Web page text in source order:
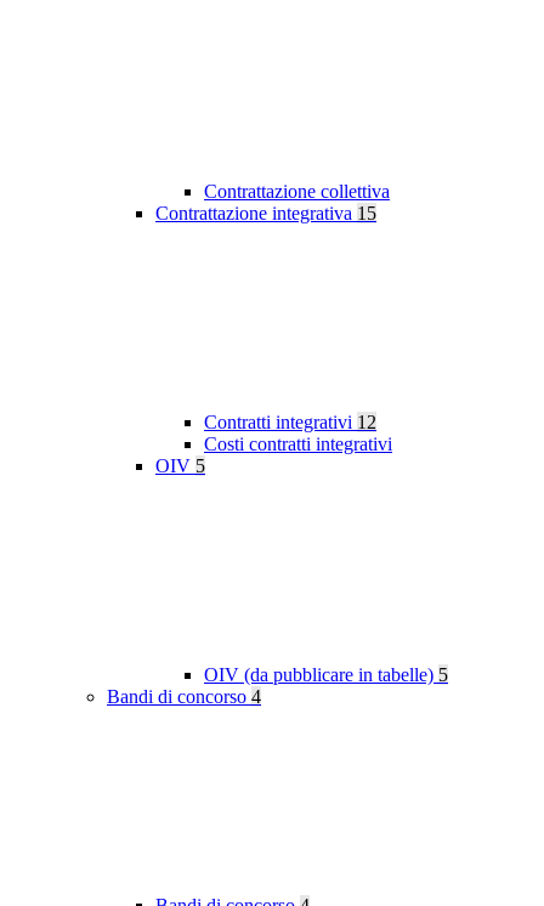
Contrattazione collettiva
Contrattazione integrativa 15
Contratti integrativi 12
Costi contratti integrativi
OIV 5
OIV (da pubblicare in tabelle) 5
Bandi di concorso 4